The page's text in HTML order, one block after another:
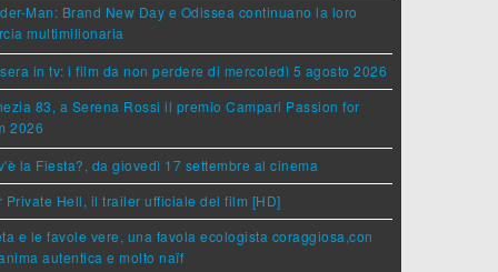
Man: Brand New Day e Odissea continuano la loro
multimilionaria
in tv: i film da non perdere di mercoledì 5 agosto 2026
83, a Serena Rossi il premio Campari Passion for
2026
la Fiesta?, da giovedì 17 settembre al cinema
Private Hell, il trailer ufficiale del film [HD]
e le favole vere, una favola ecologista coraggiosa,con
autentica e molto naïf